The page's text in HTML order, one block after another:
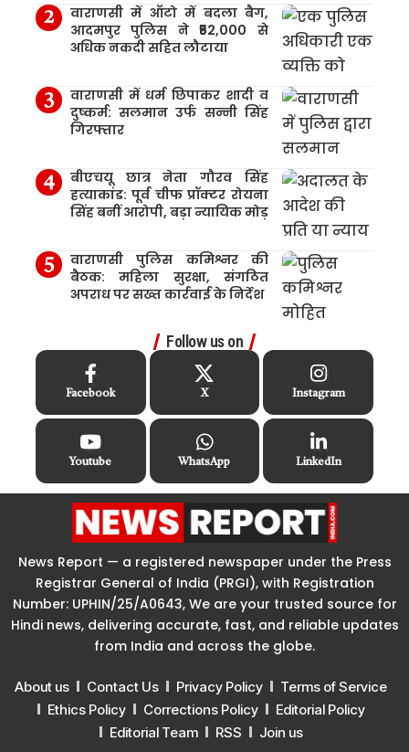
वाराणसी में ऑटो में बदला बैग,
आदमपुर पुलिस ने ₹52,000 से
अधिक नकदी सहित लौटाया
वाराणसी में धर्म छिपाकर शादी व
दुष्कर्म: सलमान उर्फ सन्नी सिंह
गिरफ्तार
बीएचयू छात्र नेता गौरव सिंह
हत्याकांड: पूर्व चीफ प्रॉक्टर रोयना
सिंह बनीं आरोपी, बड़ा न्यायिक मोड़
वाराणसी पुलिस कमिश्नर की
बैठक: महिला सुरक्षा, संगठित
अपराध पर सख्त कार्रवाई के निर्देश
Follow us on
Facebook X Instagram
Youtube WhatsApp LinkedIn
News Report — a registered newspaper under the Press
Registrar General of India (PRGI), with Registration
Number: UPHIN/25/A0643, We are your trusted source for
Hindi news, delivering accurate, fast, and reliable updates
from India and across the globe.
About us Contact Us Privacy Policy
Terms of Service
Ethics Policy
Corrections Policy
Editorial Policy
Editorial Team
RSS Join us